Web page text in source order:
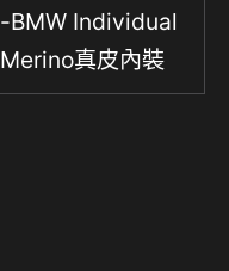
-BMW Individual
Merino真皮內裝